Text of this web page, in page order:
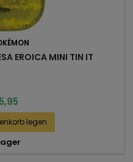
EROICA MINI TIN IT
legen